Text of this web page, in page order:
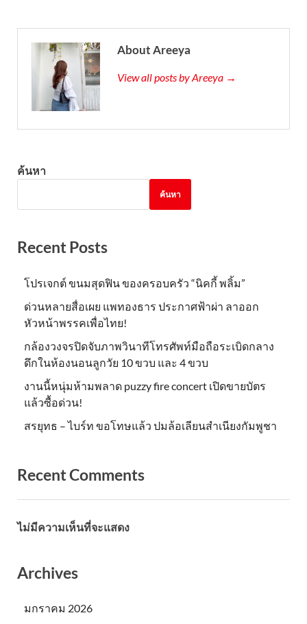
About Areeya
View all posts by Areeya →
ค้นหา
ค้นหา
Recent Posts
โปรเจกต์ ขนมสุดฟิน ของครอบครัว “นิคกี้ พลิ้ม”
ด่วนหลายสื่อเผย แพทองธาร ประกาศฟ้าผ่า ลาออก
หัวหน้าพรรคเพื่อไทย!
กล้องวงจรปิดจับภาพวินาทีโทรศัพท์มือถือระเบิดกลาง
ดึกในห้องนอนลูกวัย 10 ขวบ และ 4 ขวบ
งานนี้หนุ่มห้ามพลาด puzzy fire concert เปิดขายบัตร
แล้วซื้อด่วน!
สรยุทธ – ไบร์ท ขอโทษแล้ว ปมล้อเลียนสำเนียงกัมพูชา
Recent Comments
ไม่มีความเห็นที่จะแสดง
Archives
มกราคม 2026